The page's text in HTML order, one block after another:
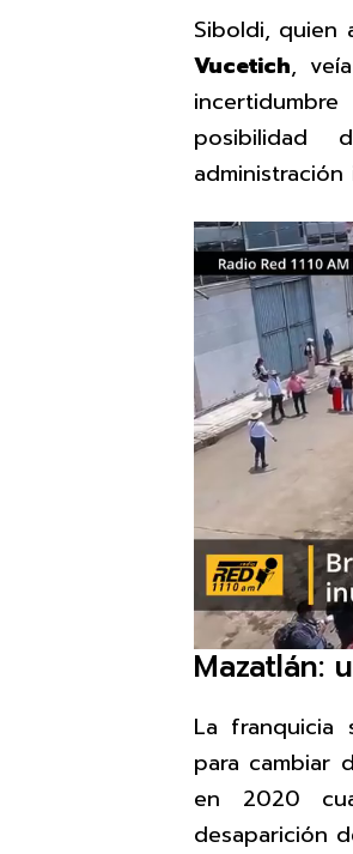
Siboldi, quien
Vucetich,
posibilidad
Mazatlán:
La franquicia
para cambiar
en 2020
desaparición